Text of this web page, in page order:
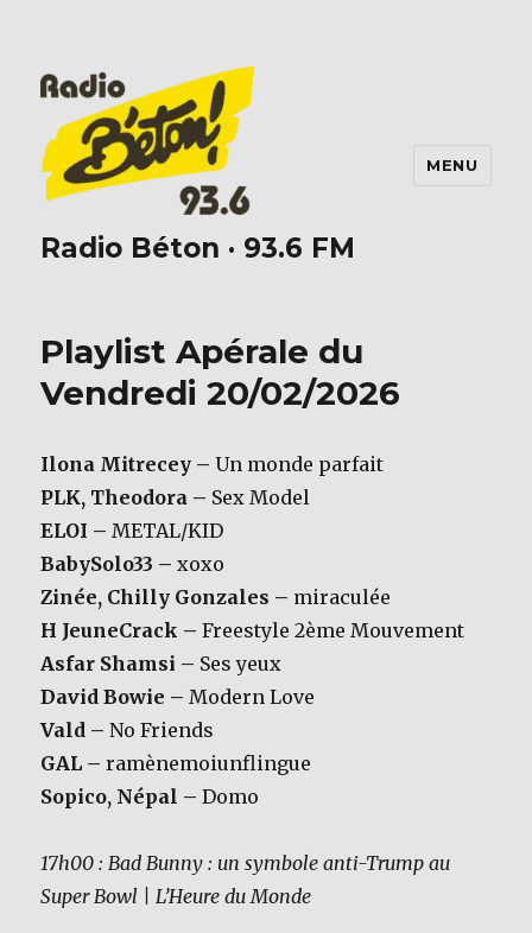
Radio Béton · 93.6 FM
MENU
Playlist Apérale du
Vendredi 20/02/2026
Ilona Mitrecey – Un monde parfait
PLK, Theodora – Sex Model
ELOI –METAL/KID
BabySolo33 –xoxo
Zinée, Chilly Gonzales – miraculée
H JeuneCrack –Freestyle 2ème Mouvement
Asfar Shamsi – Ses yeux
David Bowie –Modern Love
Vald –No Friends
GAL –ramènemoiunflingue
Sopico, Népal –Domo
17h00 : Bad Bunny : un symbole anti-Trump au
Super Bowl | L’Heure du Monde